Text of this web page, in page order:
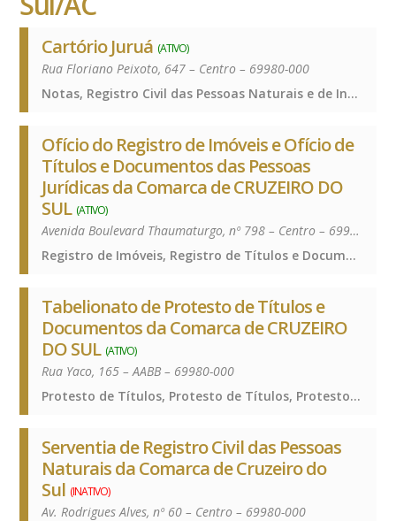
Cartório Juruá (ATIVO)
Rua Floriano Peixoto, 647 – Centro – 69980-000
Notas, Registro Civil das Pessoas Naturais e de Interdições e Tutelas, Notas, Registro Civil das Pessoas Naturais e de Interdições e Tutelas, Notas, Registro Civil das Pessoas Naturais e de Interdições e Tutelas, Notas, Registro Civil das Pessoas Naturais e de Interdições e Tutelas
Ofício do Registro de Imóveis e Ofício de
Títulos e Documentos das Pessoas
Jurídicas da Comarca de CRUZEIRO DO
SUL (ATIVO)
Avenida Boulevard Thaumaturgo, nº 798 – Centro – 69980-000
Registro de Imóveis, Registro de Títulos e Documentos e Civis das Pessoas Jurídicas, Registro de Imóveis, Registro de Títulos e Documentos e Civis das Pessoas Jurídicas, Registro de Imóveis, Registro de Títulos e Documentos e Civis das Pessoas Jurídicas, Registro de Imóveis, Registro de Títulos e Documentos e Civis das Pessoas Jurídicas
Tabelionato de Protesto de Títulos e
Documentos da Comarca de CRUZEIRO
DO SUL (ATIVO)
Rua Yaco, 165 – AABB – 69980-000
Protesto de Títulos, Protesto de Títulos, Protesto de Títulos, Protesto de Títulos
Serventia de Registro Civil das Pessoas
Naturais da Comarca de Cruzeiro do
Sul (INATIVO)
Av. Rodrigues Alves, nº 60 – Centro – 69980-000